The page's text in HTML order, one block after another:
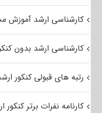
کارشناسی ارشد آموزش
کارشناسی ارشد بدون
رتبه های قبولی کنکور
کارنامه نفرات برتر کنکور